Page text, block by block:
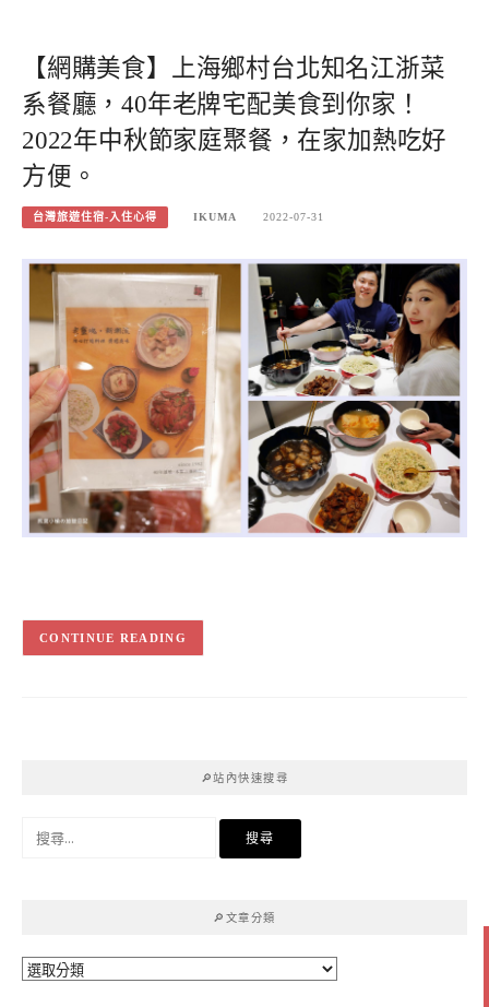
【網購美食】上海鄉村台北知名江浙菜
系餐廳，40年老牌宅配美食到你家！
2022年中秋節家庭聚餐，在家加熱吃好
方便。
台灣旅遊住宿-入住心得 IKUMA 2022-07-31
CONTINUE READING
🔎站內快速搜尋
🔎文章分類
🔎